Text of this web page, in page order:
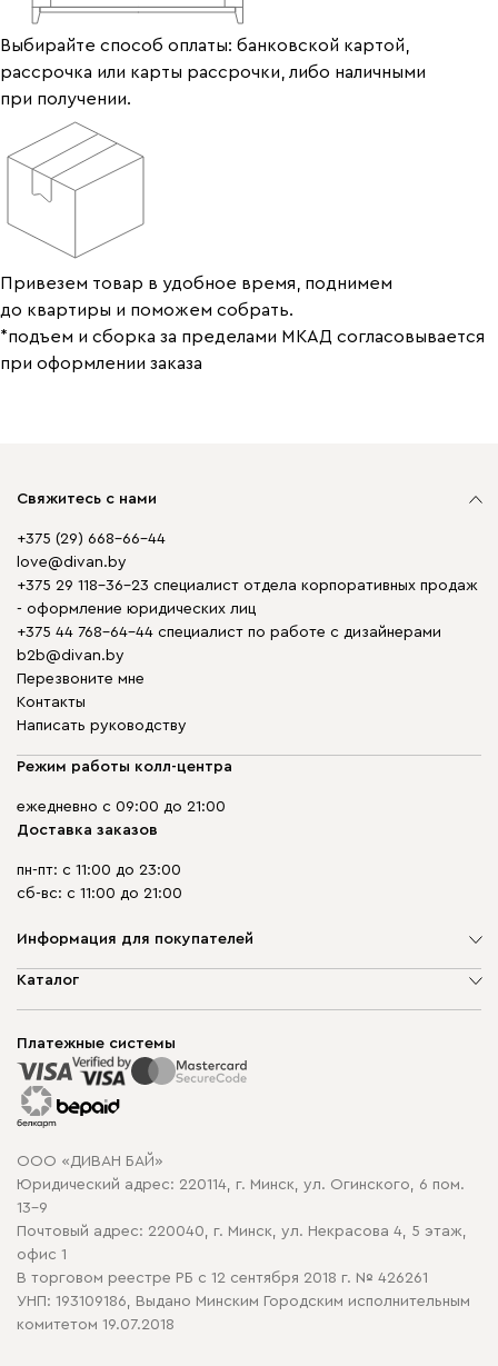
Выбирайте способ оплаты: банковской картой,
рассрочка или карты рассрочки, либо наличными
при получении.
Привезем товар в удобное время, поднимем
до квартиры и поможем собрать.
*подъем и сборка за пределами МКАД согласовывается
при оформлении заказа
Свяжитесь с нами
+375 (29) 668-66-44
love@divan.by
+375 29 118-36-23 специалист отдела корпоративных продаж
- оформление юридических лиц
+375 44 768-64-44 специалист по работе с дизайнерами
b2b@divan.by
Перезвоните мне
Контакты
Написать руководству
Режим работы колл-центра
ежедневно с 09:00 до 21:00
Доставка заказов
пн-пт: с 11:00 до 23:00
сб-вс: с 11:00 до 21:00
Информация для покупателей
О компании
Способы оплаты
Рассрочка и кредит
Гарантия
Карта сайта
Политика конфиденциальности
Политика в отношении обработки cookie
Каталог
Корпусная мебель
Распродажа мебели
Платежные системы
ООО «ДИВАН БАЙ»
Юридический адрес: 220114, г. Минск, ул. Огинского, 6 пом.
13-9
Почтовый адрес: 220040, г. Минск, ул. Некрасова 4, 5 этаж,
офис 1
В торговом реестре РБ с 12 сентября 2018 г. № 426261
УНП: 193109186, Выдано Минским Городским исполнительным
комитетом 19.07.2018